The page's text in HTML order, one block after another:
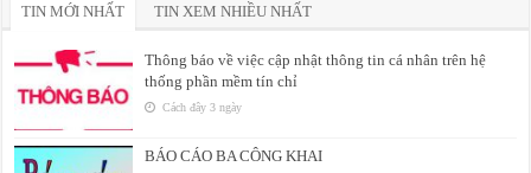
TIN MỚI NHẤT TIN XEM NHIỀU NHẤT
Thông báo về việc cập nhật thông tin cá nhân trên hệ
thống phần mềm tín chỉ
Cách đây 3 ngày
BÁO CÁO BA CÔNG KHAI